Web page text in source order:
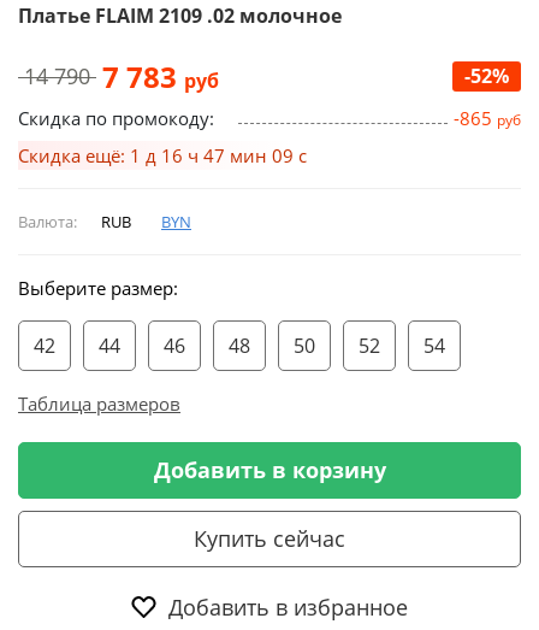
Платье FLAIM 2109 .02 молочное
14 790 7 783 руб -52%
Скидка по промокоду: -865 руб
Скидка ещё: 1 д 16 ч 47 мин 08 с
Валюта: RUB BYN
Выберите размер:
42 44 46 48 50 52 54
Таблица размеров
Добавить в корзину
Купить сейчас
Добавить в избранное